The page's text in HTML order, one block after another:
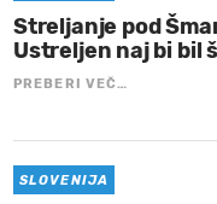
Streljanje pod
Ustreljen naj bi bil
PREBERI VEČ…
SLOVENIJA